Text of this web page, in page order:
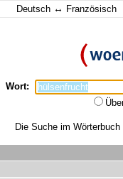
Deutsch ↔ Französisch
Wort:
Die Suche im